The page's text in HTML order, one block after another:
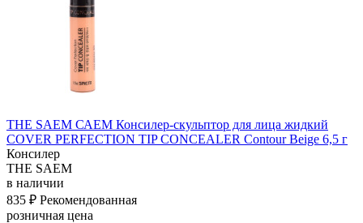
THE SAEM САЕМ Консилер-скульптор для лица жидкий
COVER PERFECTION TIP CONCEALER Contour Beige 6,5 г
Консилер
THE SAEM
в наличии
835 ₽ Рекомендованная
розничная цена